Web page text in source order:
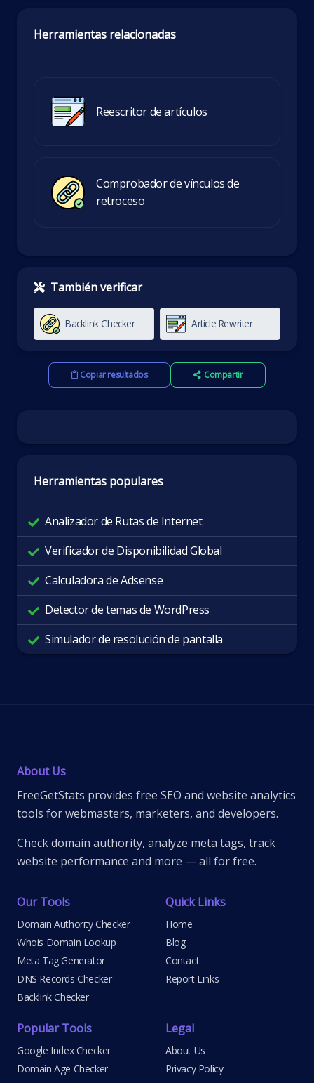
Herramientas relacionadas
Reescritor de artículos
Comprobador de vínculos de
retroceso
También verificar
Backlink Checker Article Rewriter
Copiar resultados Compartir
Herramientas populares
Analizador de Rutas de Internet
Verificador de Disponibilidad Global
Calculadora de Adsense
Detector de temas de WordPress
Simulador de resolución de pantalla
About Us
FreeGetStats provides free SEO and website analytics
tools for webmasters, marketers, and developers.
Check domain authority, analyze meta tags, track
website performance and more — all for free.
Our Tools
Domain Authority Checker
Whois Domain Lookup
Meta Tag Generator
DNS Records Checker
Backlink Checker
Quick Links
Home
Blog
Contact
Report Links
Popular Tools
Google Index Checker
Domain Age Checker
Legal
About Us
Privacy Policy